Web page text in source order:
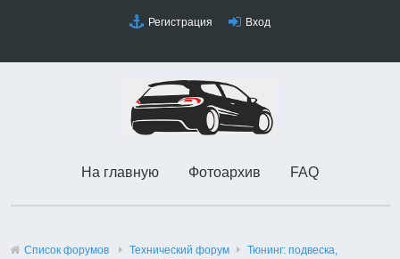
Регистрация Вход
На главную Фотоархив FAQ
Список форумов Технический форyм
Тюнинг: подвеска,